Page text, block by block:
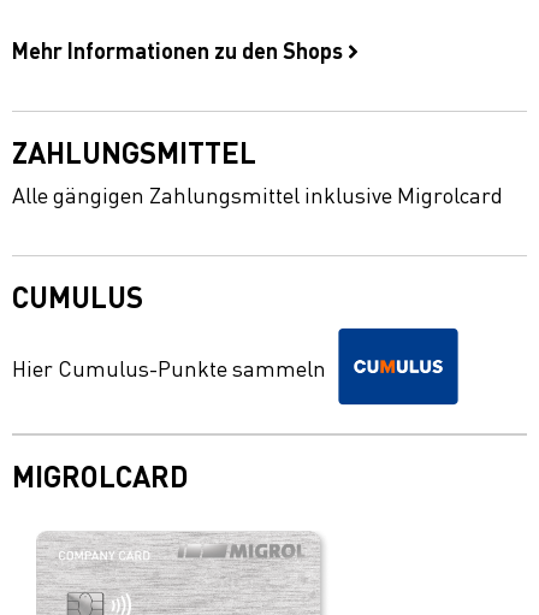
Mehr Informationen zu den Shops
ZAHLUNGSMITTEL
Alle gängigen Zahlungsmittel inklusive Migrolcard
CUMULUS
Hier Cumulus-Punkte sammeln
MIGROLCARD